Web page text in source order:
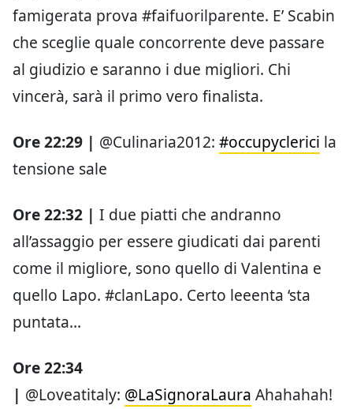
famigerata prova #faifuorilparente. E’ Scabin
che sceglie quale concorrente deve passare
al giudizio e saranno i due migliori. Chi
vincerà, sarà il primo vero finalista.
Ore 22:29 | @Culinaria2012: #occupyclerici la
tensione sale
Ore 22:32 | I due piatti che andranno
all’assaggio per essere giudicati dai parenti
come il migliore, sono quello di Valentina e
quello Lapo. #clanLapo. Certo leeenta ‘sta
puntata…
Ore 22:34
| @Loveatitaly: @LaSignoraLaura Ahahahah!